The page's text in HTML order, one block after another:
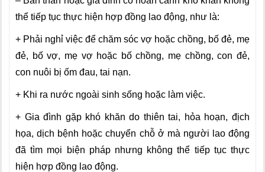
thể tiếp tục thực hiện hợp đồng lao động, như là:
+ Phải nghỉ việc để chăm sóc vợ hoặc chồng, bố đẻ, mẹ
đẻ, bố vợ, mẹ vợ hoặc bố chồng, mẹ chồng, con đẻ,
con nuôi bị ốm đau, tai nạn.
+ Khi ra nước ngoài sinh sống hoặc làm việc.
+ Gia đình gặp khó khăn do thiên tai, hỏa hoạn, địch
họa, dịch bệnh hoặc chuyển chỗ ở mà người lao động
đã tìm mọi biện pháp nhưng không thể tiếp tục thực
hiện hợp đồng lao động.